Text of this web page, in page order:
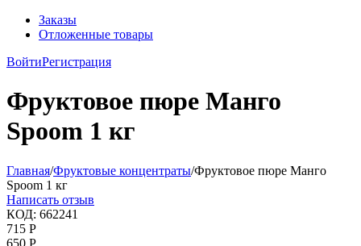
Заказы
Отложенные товары
ВойтиРегистрация
Фруктовое пюре Манго
Spoom 1 кг
Главная/Фруктовые концентраты/Фруктовое пюре Манго
Spoom 1 кг
Написать отзыв
КОД: 662241
715 Р
650 Р